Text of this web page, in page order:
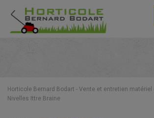
Horticole Bernard Bodart - Vente et entretien matériel
Nivelles Ittre Braine